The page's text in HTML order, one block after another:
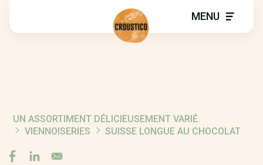
MENU
FIL
UN ASSORTIMENT DÉLICIEUSEMENT VARIÉ.
VIENNOISERIES
SUISSE LONGUE AU CHOCOLAT